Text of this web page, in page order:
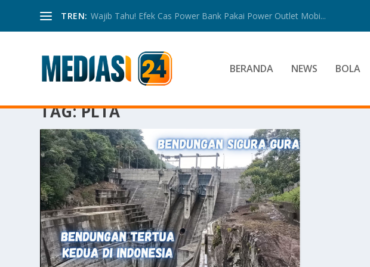
TREN: Wajib Tahu! Efek Cas Power Bank Pakai Power Outlet Mobi...
BERANDA NEWS BOLA
TAG:PLTA